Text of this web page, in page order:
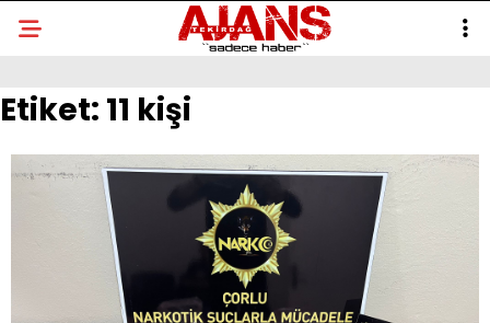
Etiket: 11 kişi